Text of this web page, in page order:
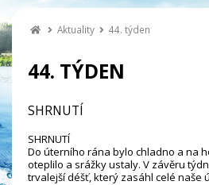
Aktuality 44. týden
44. TÝDEN
SHRNUTÍ
SHRNUTÍ
Do úterního rána bylo chladno a na
oteplilo a srážky ustaly. V závěru
trvalejší déšť, který zasáhl celé naše